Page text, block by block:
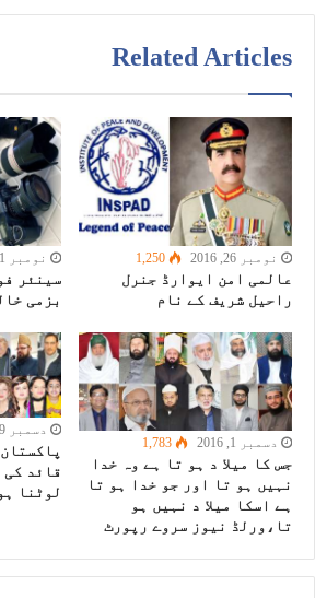
Related Articles
نومبر 26, 2016 1,250
عالمی امن ایوارڈ جنرل
راحیل شریف کے نام
نومبر 1, 2016
سینئر
بزمی
دسمبر 1, 2016 1,783
جس کا میلا د ہو تا ہے وہ خدا
نہیں ہو تا اور جو خدا ہو تا
ہے اسکا میلا د نہیں ہو
تا،ورلڈ نیوز سروے رپورٹ
دسمبر 29, 2016
قائد
لوٹنا